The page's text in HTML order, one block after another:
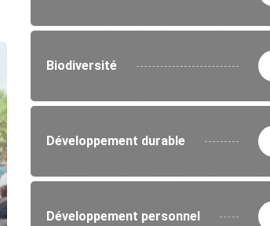
Biodiversité
Développement durable
Développement personnel